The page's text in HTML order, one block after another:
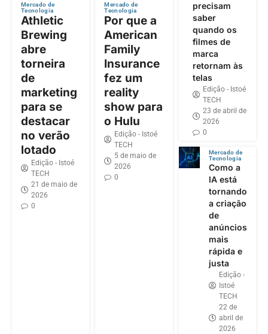
Mercado de
Tecnologia
Athletic
Brewing
abre
torneira
de
marketing
para se
destacar
no verão
lotado
Edição - Istoé
TECH
21 de maio de
2026
0
Mercado de
Tecnologia
Por que a
American
Family
Insurance
fez um
reality
show para
o Hulu
Edição - Istoé
TECH
5 de maio de
2026
0
precisam
saber
quando os
filmes de
marca
retornam às
telas
Edição - Istoé
TECH
23 de abril de
2026
0
Mercado de
Tecnologia
Como a
IA está
tornando
a criação
de
anúncios
mais
rápida e
justa
Edição -
Istoé
TECH
22 de
abril de
2026